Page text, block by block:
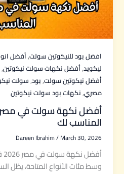
افضل بود للنيكوتين سولت,أفضل
ليكويد,أفضل نكهات سولت نيكوتين,
أفضل نيكوتين سولت,بود,سولت
مصري,نكهات بود سولت نيكوتين
أفضل نكهة سولت في مصر :
المناسب لك
Dareen Ibrahim/March 30, 2026
وسط مئات الأنواع المتاحة، يظل